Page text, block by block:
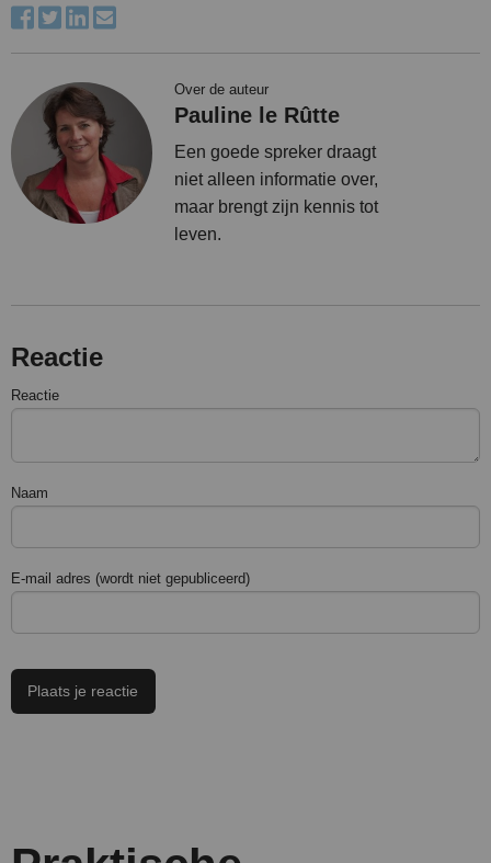
Over de auteur
Pauline le Rûtte
Een goede spreker draagt
niet alleen informatie over,
maar brengt zijn kennis tot
leven.
Reactie
Reactie
Naam
E-mail adres (wordt niet gepubliceerd)